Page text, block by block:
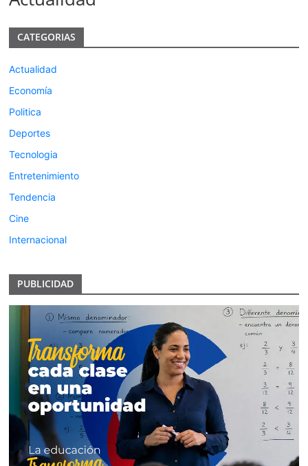
CATEGORIAS
Actualidad
Economía
Politica
Deportes
Tecnologia
Entretenimiento
Tendencia
Cine
Internacional
PUBLICIDAD